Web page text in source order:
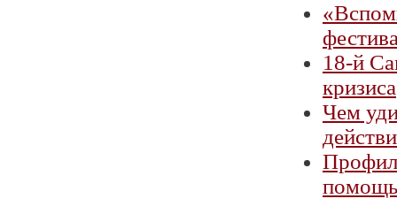
18-й
кризиса
Чем